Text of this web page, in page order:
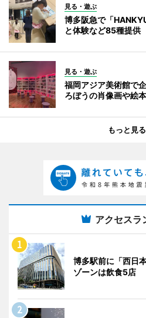
見る・遊ぶ
博多阪急で「
と体験など85種提供
見る・遊ぶ
福岡アジア美術館で
ろぼうの肖像画や絵
もっと見る
アクセスラ
博多駅前に「西日
ゾーンは飲食5店